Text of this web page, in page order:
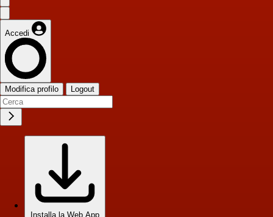
Accedi
Modifica profilo Logout
Installa la Web App